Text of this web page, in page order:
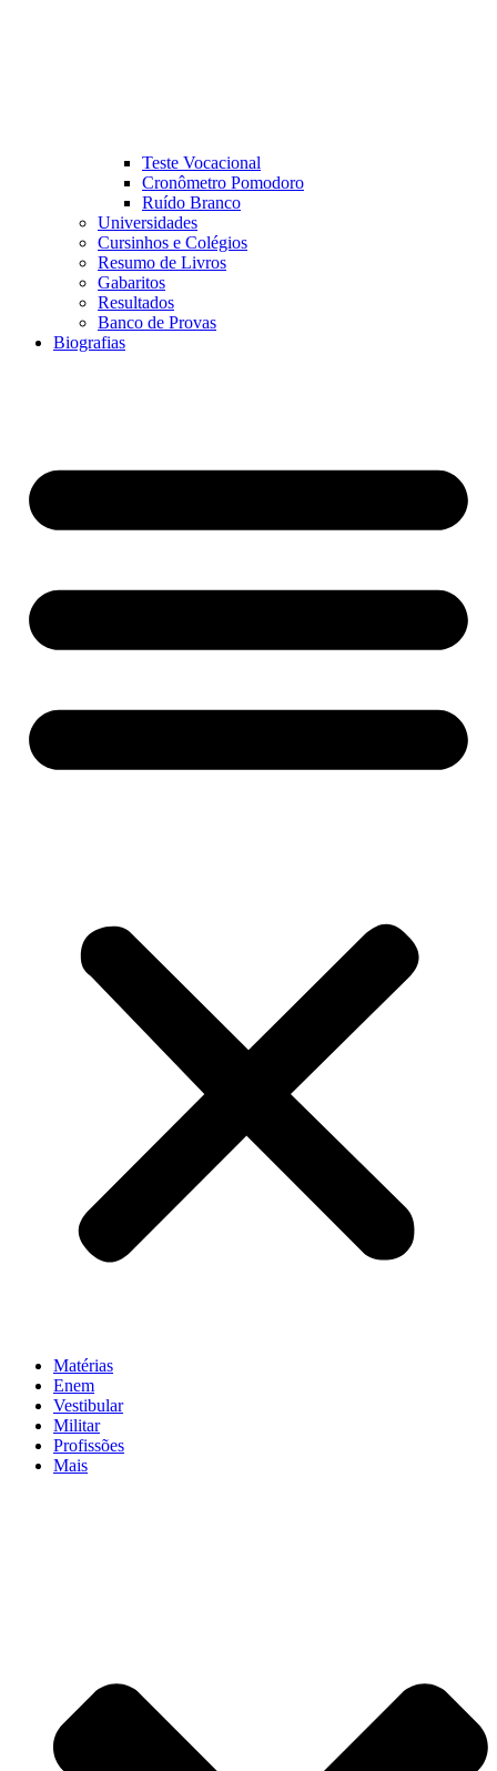
Teste Vocacional
Cronômetro Pomodoro
Ruído Branco
Universidades
Cursinhos e Colégios
Resumo de Livros
Gabaritos
Resultados
Banco de Provas
Biografias
Matérias
Enem
Vestibular
Militar
Profissões
Mais